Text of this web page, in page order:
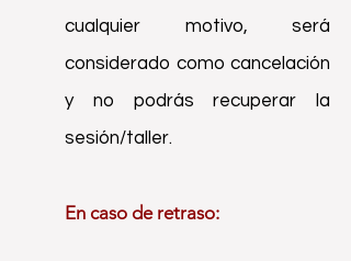
cualquier motivo, será
considerado como cancelación
y no podrás recuperar la
sesión/taller.
En caso de retraso: